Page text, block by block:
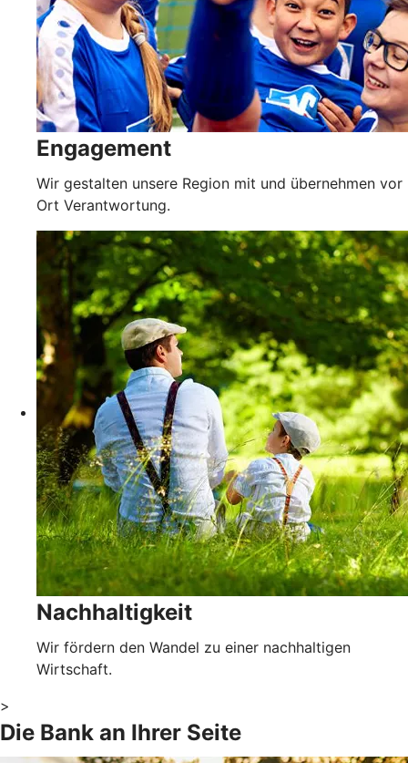
Engagement
Wir gestalten unsere Region mit und übernehmen vor
Ort Verantwortung.
Nachhaltigkeit
Wir fördern den Wandel zu einer nachhaltigen
Wirtschaft.
>
Die Bank an Ihrer Seite